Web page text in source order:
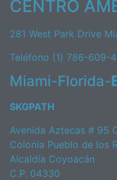
CENTRO
281 West Park Drive
Teléfono (1) 786-609-
Miami-Florida-
SKGPATH
Avenida Aztecas # 95
Colonia Pueblo de los
Alcaldía Coyoacán
C.P. 04330